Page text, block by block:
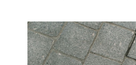
precision och tydlig
spe...